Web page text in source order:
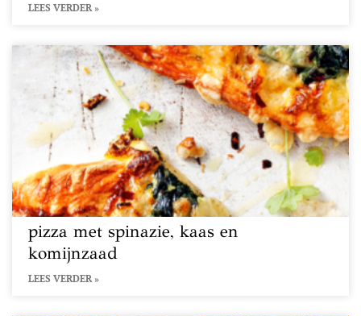
LEES VERDER »
pizza met spinazie, kaas en
komijnzaad
LEES VERDER »